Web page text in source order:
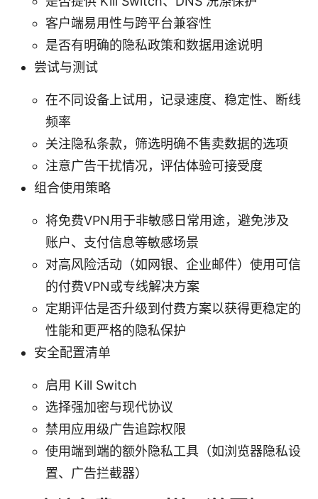
客户端易用性与跨平台兼容性
是否有明确的隐私政策和数据用途说明
尝试与测试
在不同设备上试用，记录速度、稳定性、断线
频率
关注隐私条款，筛选明确不售卖数据的选项
注意广告干扰情况，评估体验可接受度
组合使用策略
将免费VPN用于非敏感日常用途，避免涉及
账户、支付信息等敏感场景
对高风险活动（如网银、企业邮件）使用可信
的付费VPN或专线解决方案
定期评估是否升级到付费方案以获得更稳定的
性能和更严格的隐私保护
安全配置清单
启用 Kill Switch
选择强加密与现代协议
禁用应用级广告追踪权限
使用端到端的额外隐私工具（如浏览器隐私设
置、广告拦截器）